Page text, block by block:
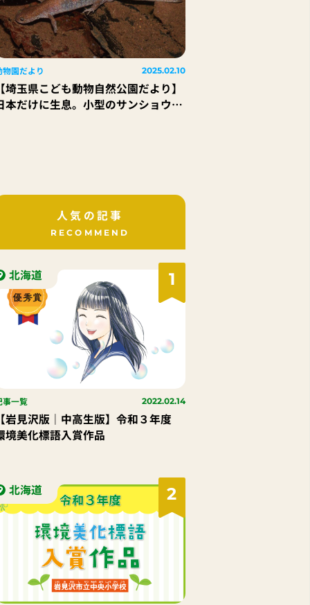
物園だより 2025.02.10
埼玉県こども動物自然公園だより】
本だけに生息。小型のサンショウウ
人気の記事
RECOMMEND
1
北海道
事一覧 2022.02.14
岩見沢版｜中高生版】令和３年度
境美化標語入賞作品
2
北海道